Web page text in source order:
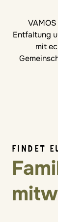
Entfaltung
mit
FINDET